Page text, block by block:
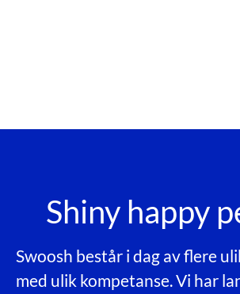
Shiny happy
Swoosh består i dag av flere
med ulik kompetanse. Vi har